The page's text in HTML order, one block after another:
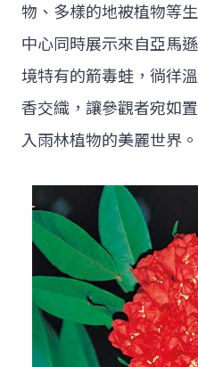
物、多樣的地被植物等
中心同時展示來自亞馬
境特有的箭毒蛙，徜徉
香交織，讓參觀者宛如
入雨林植物的美麗世界。